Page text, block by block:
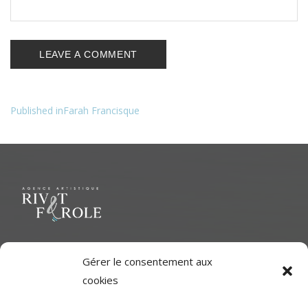
Gérer le consentement aux
cookies
Navigation
l’article
Published inFarah Francisque
pour contribuer à une richesse dans le milieu cinématographique
et d'aider les artistes à développer leur plein potentiel.